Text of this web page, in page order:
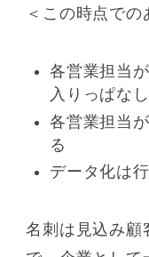
＜この時点での
各営業担当
入りっぱなし
各営業担当
る
データ化は
名刺は見込み顧